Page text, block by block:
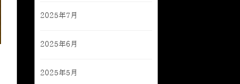
2025年7月
2025年6月
2025年5月